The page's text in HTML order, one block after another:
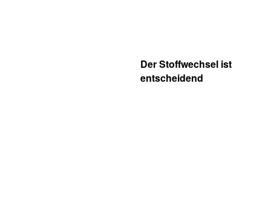
Der Stoffwechsel ist
entscheidend